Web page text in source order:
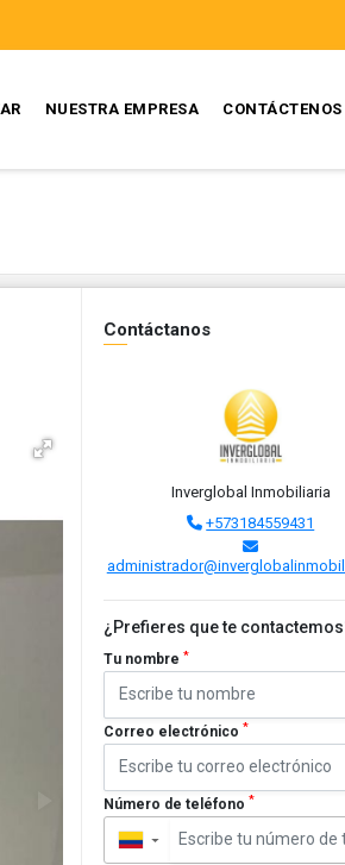
NUESTRA EMPRESA CONTÁCTENOS
Contáctanos
Inverglobal Inmobiliaria
+573184559431
¿Prefieres que te
Tu nombre *
Correo electrónico *
Número de teléfono *
▼